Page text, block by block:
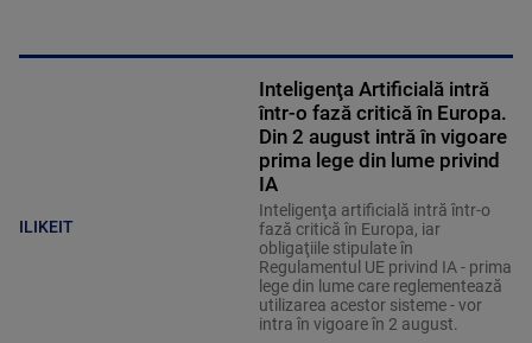
ILIKEIT
Inteligenţa Artificială intră
într-o fază critică în Europa.
Din 2 august intră în vigoare
prima lege din lume privind
IA
Inteligenţa artificială intră într-o
fază critică în Europa, iar
obligaţiile stipulate în
Regulamentul UE privind IA - prima
lege din lume care reglementează
utilizarea acestor sisteme - vor
intra în vigoare în 2 august.